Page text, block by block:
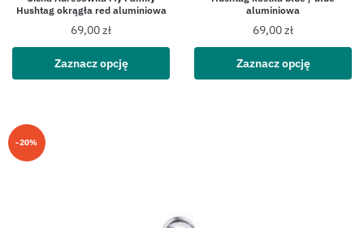
Hushtag okrągła red aluminiowa
69,00zł
Zaznacz opcję
aluminiowa
69,00zł
Zaznacz opcję
-20%